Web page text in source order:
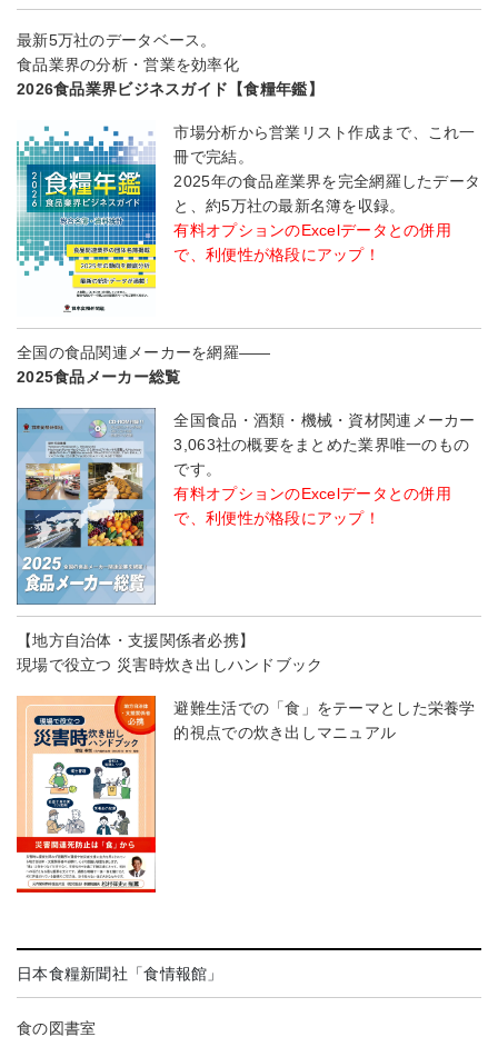
最新5万社のデータベース。
食品業界の分析・営業を効率化
2026食品業界ビジネスガイド【食糧年鑑】
市場分析から営業リスト作成まで、これ一
冊で完結。
2025年の食品産業界を完全網羅したデータ
と、約5万社の最新名簿を収録。
有料オプションのExcelデータとの併用
で、利便性が格段にアップ！
全国の食品関連メーカーを網羅――
2025食品メーカー総覧
全国食品・酒類・機械・資材関連メーカー
3,063社の概要をまとめた業界唯一のもの
です。
有料オプションのExcelデータとの併用
で、利便性が格段にアップ！
【地方自治体・支援関係者必携】
現場で役立つ 災害時炊き出しハンドブック
避難生活での「食」をテーマとした栄養学
的視点での炊き出しマニュアル
日本食糧新聞社「食情報館」
食の図書室